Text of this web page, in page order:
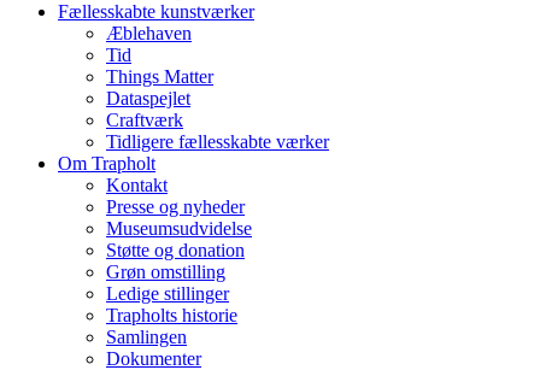
Fællesskabte kunstværker
Æblehaven
Tid
Things Matter
Dataspejlet
Craftværk
Tidligere fællesskabte værker
Om Trapholt
Kontakt
Presse og nyheder
Museumsudvidelse
Støtte og donation
Grøn omstilling
Ledige stillinger
Trapholts historie
Samlingen
Dokumenter